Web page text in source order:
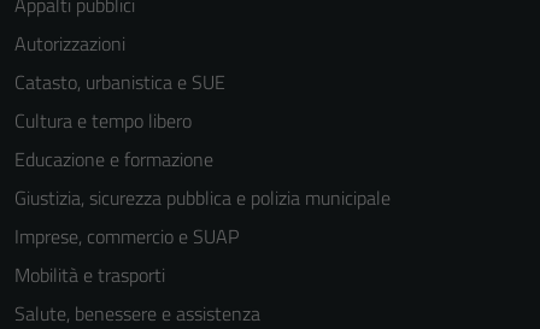
Autorizzazioni
Catasto, urbanistica e SUE
Cultura e tempo libero
Educazione e formazione
Giustizia, sicurezza pubblica e polizia municipale
Imprese, commercio e SUAP
Mobilità e trasporti
Salute, benessere e assistenza
per il